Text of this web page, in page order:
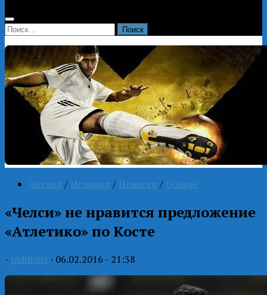
Найти:
Англия / Испания / Новости / Общие
«Челси» не нравится предложение
«Атлетико» по Косте
- publizist · 06.02.2016 - 21:38